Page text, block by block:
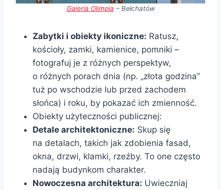
Galeria Olimpia – Bełchatów
Zabytki i obiekty ikoniczne: Ratusz,
kościoły, zamki, kamienice, pomniki –
fotografuj je z różnych perspektyw,
o różnych porach dnia (np. „złota godzina”
tuż po wschodzie lub przed zachodem
słońca) i roku, by pokazać ich zmienność.
Obiekty użyteczności publicznej:
Detale architektoniczne: Skup się
na detalach, takich jak zdobienia fasad,
okna, drzwi, klamki, rzeźby. To one często
nadają budynkom charakter.
Nowoczesna architektura: Uwieczniaj